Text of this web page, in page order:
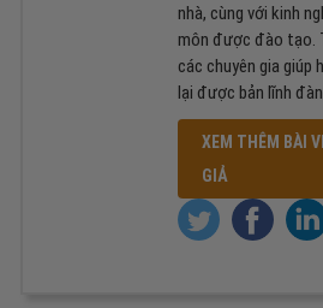
nhà, cùng với kinh
môn được đào tạo.
các chuyên gia giúp
lại được bản lĩnh
XEM THÊM BÀI
GIẢ